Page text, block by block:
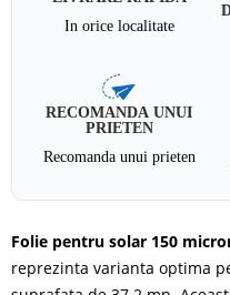
In orice localitate
RECOMANDA UNUI
PRIETEN
Recomanda unui prieten
Folie pentru solar 150
reprezinta varianta optima